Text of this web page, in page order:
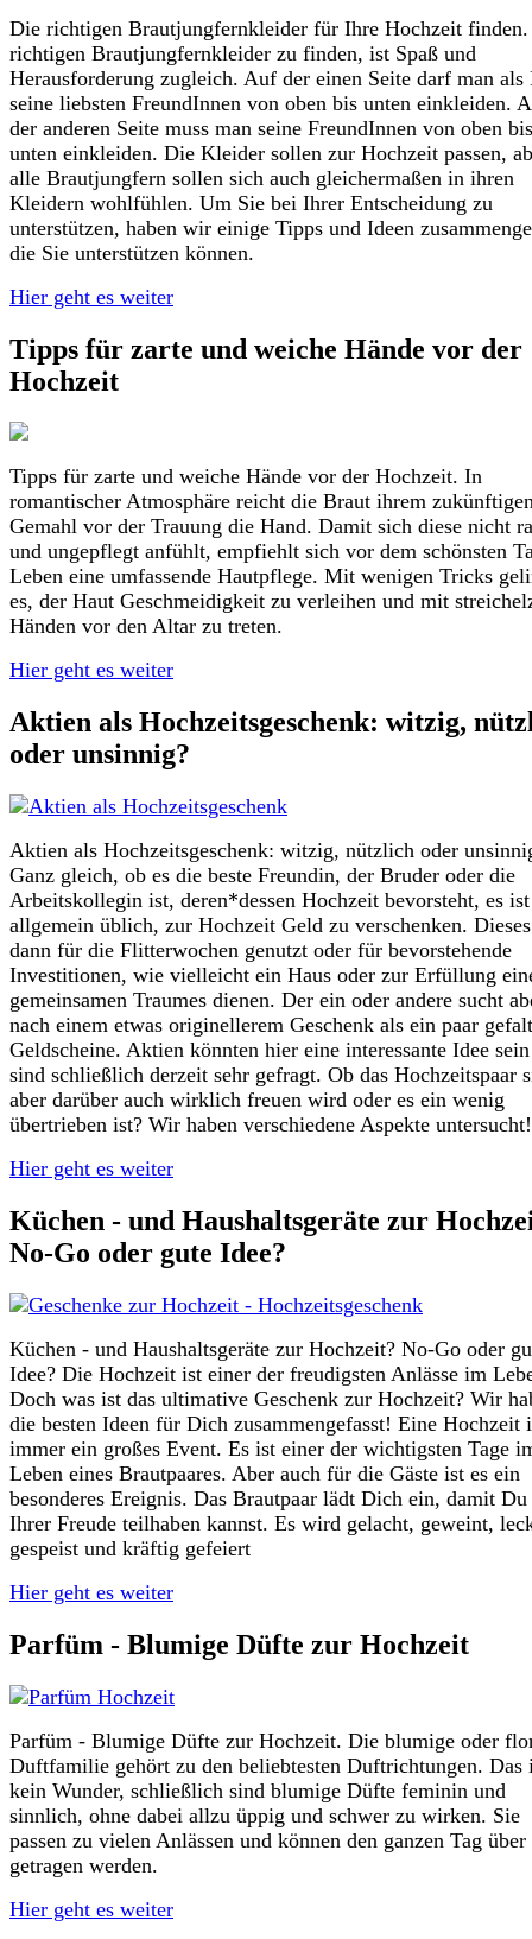
Die richtigen Brautjungfernkleider für Ihre Hochzeit
richtigen Brautjungfernkleider zu finden, ist Spaß und
Herausforderung zugleich. Auf der einen Seite darf man als
seine liebsten FreundInnen von oben bis unten einkleiden.
der anderen Seite muss man seine FreundInnen von oben bis
unten einkleiden. Die Kleider sollen zur Hochzeit passen,
alle Brautjungfern sollen sich auch gleichermaßen in ihren
Kleidern wohlfühlen. Um Sie bei Ihrer Entscheidung zu
unterstützen, haben wir einige Tipps und Ideen
die Sie unterstützen können.
Hier geht es weiter
Tipps für zarte und weiche Hände vor der
Hochzeit
Tipps für zarte und weiche Hände vor der Hochzeit. In
romantischer Atmosphäre reicht die Braut ihrem
Gemahl vor der Trauung die Hand. Damit sich diese nicht
und ungepflegt anfühlt, empfiehlt sich vor dem schönsten
Leben eine umfassende Hautpflege. Mit wenigen Tricks
es, der Haut Geschmeidigkeit zu verleihen und mit
Händen vor den Altar zu treten.
Hier geht es weiter
Aktien als Hochzeitsgeschenk: witzig,
oder unsinnig?
Aktien als Hochzeitsgeschenk: witzig, nützlich oder
Ganz gleich, ob es die beste Freundin, der Bruder oder die
Arbeitskollegin ist, deren*dessen Hochzeit bevorsteht, es ist
allgemein üblich, zur Hochzeit Geld zu verschenken.
dann für die Flitterwochen genutzt oder für bevorstehende
Investitionen, wie vielleicht ein Haus oder zur Erfüllung
gemeinsamen Traumes dienen. Der ein oder andere sucht
nach einem etwas originellerem Geschenk als ein paar
Geldscheine. Aktien könnten hier eine interessante Idee
sind schließlich derzeit sehr gefragt. Ob das Hochzeitspaar
aber darüber auch wirklich freuen wird oder es ein wenig
übertrieben ist? Wir haben verschiedene Aspekte untersucht!
Hier geht es weiter
Küchen - und Haushaltsgeräte zur
No-Go oder gute Idee?
Küchen - und Haushaltsgeräte zur Hochzeit? No-Go oder
Idee? Die Hochzeit ist einer der freudigsten Anlässe im
Doch was ist das ultimative Geschenk zur Hochzeit? Wir
die besten Ideen für Dich zusammengefasst! Eine Hochzeit
immer ein großes Event. Es ist einer der wichtigsten Tage
Leben eines Brautpaares. Aber auch für die Gäste ist es ein
besonderes Ereignis. Das Brautpaar lädt Dich ein, damit Du
Ihrer Freude teilhaben kannst. Es wird gelacht, geweint,
gespeist und kräftig gefeiert
Hier geht es weiter
Parfüm - Blumige Düfte zur Hochzeit
Parfüm - Blumige Düfte zur Hochzeit. Die blumige oder
Duftfamilie gehört zu den beliebtesten Duftrichtungen. Das
kein Wunder, schließlich sind blumige Düfte feminin und
sinnlich, ohne dabei allzu üppig und schwer zu wirken. Sie
passen zu vielen Anlässen und können den ganzen Tag über
getragen werden.
Hier geht es weiter